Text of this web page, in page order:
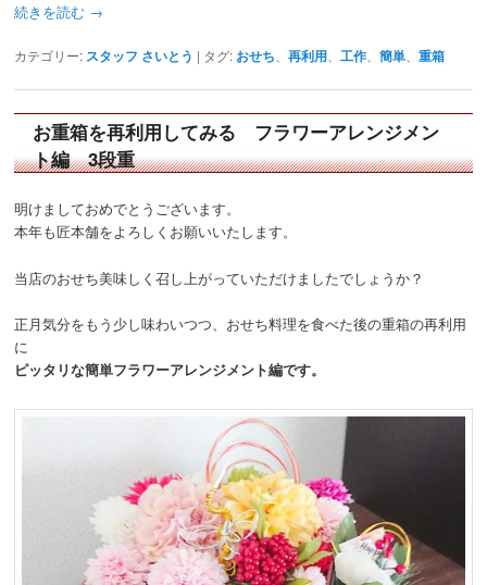
続きを読む →
カテゴリー: スタッフ さいとう | タグ: おせち、再利用、工作、簡単、重箱
お重箱を再利用してみる フラワーアレンジメン
ト編 3段重
明けましておめでとうございます。
本年も匠本舗をよろしくお願いいたします。
当店のおせち美味しく召し上がっていただけましたでしょうか？
正月気分をもう少し味わいつつ、おせち料理を食べた後の重箱の再利用
に
ピッタリな簡単フラワーアレンジメント編です。